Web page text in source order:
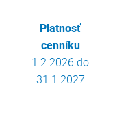
Platnosť
cenníku
1.2.2026 do
31.1.2027